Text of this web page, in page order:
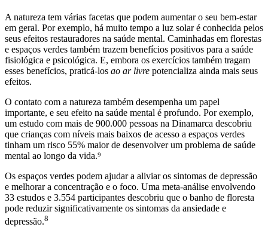
A natureza tem várias facetas que podem aumentar o seu bem-estar
em geral. Por exemplo, há muito tempo a luz solar é conhecida pelos
seus efeitos restauradores na saúde mental. Caminhadas em florestas
e espaços verdes também trazem benefícios positivos para a saúde
fisiológica e psicológica. E, embora os exercícios também tragam
esses benefícios, praticá-los ao ar livre potencializa ainda mais seus
efeitos.
O contato com a natureza também desempenha um papel
importante, e seu efeito na saúde mental é profundo. Por exemplo,
um estudo com mais de 900.000 pessoas na Dinamarca descobriu
que crianças com níveis mais baixos de acesso a espaços verdes
tinham um risco 55% maior de desenvolver um problema de saúde
mental ao longo da vida.⁹
Os espaços verdes podem ajudar a aliviar os sintomas de depressão
e melhorar a concentração e o foco. Uma meta-análise envolvendo
33 estudos e 3.554 participantes descobriu que o banho de floresta
pode reduzir significativamente os sintomas da ansiedade e
depressão.8